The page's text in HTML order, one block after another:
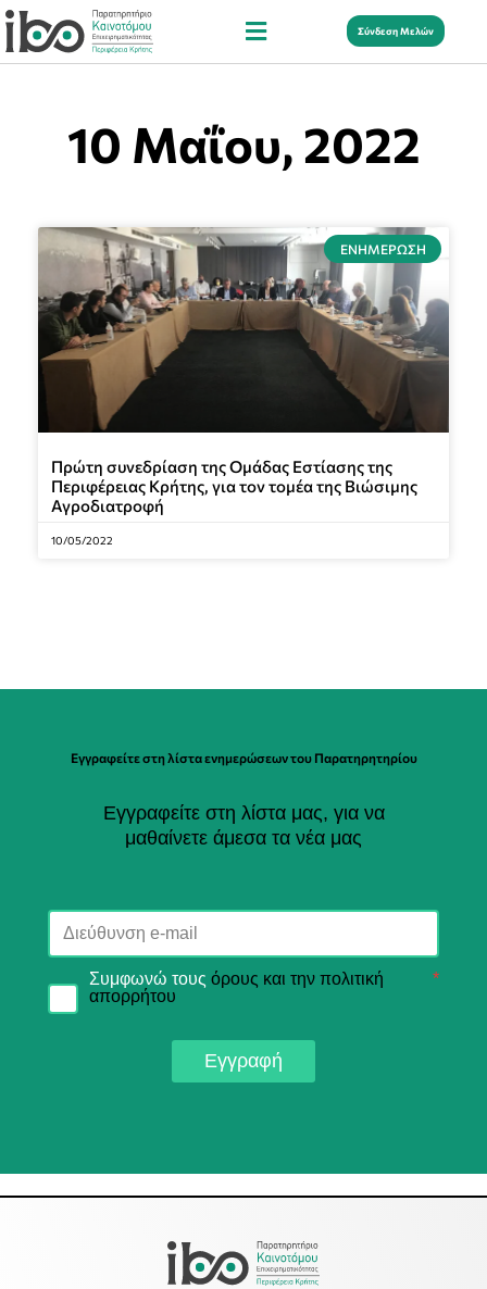
Σύνδεση Μελών
10 Μαΐου, 2022
ΕΝΗΜΈΡΩΣΗ
Πρώτη συνεδρίαση της Ομάδας Εστίασης της
Περιφέρειας Κρήτης, για τον τομέα της Βιώσιμης
Αγροδιατροφή
10/05/2022
Εγγραφείτε στη λίστα ενημερώσεων του Παρατηρητηρίου
Εγγραφείτε στη λίστα μας, για να
μαθαίνετε άμεσα τα νέα μας
Συμφωνώ τους όρους και την πολιτική
απορρήτου
*
Εγγραφή